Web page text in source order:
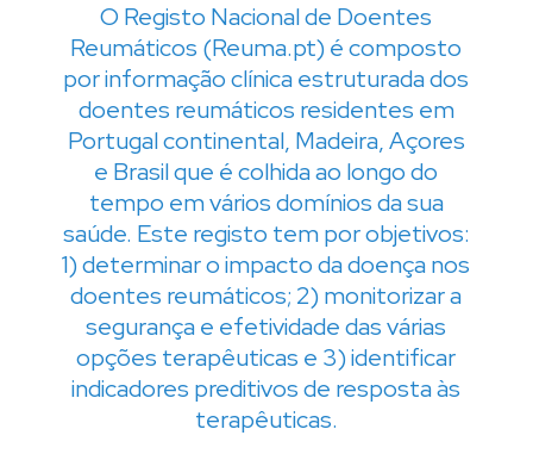
O Registo Nacional de Doentes
Reumáticos (Reuma.pt) é composto
por informação clínica estruturada dos
doentes reumáticos residentes em
Portugal continental, Madeira, Açores
e Brasil que é colhida ao longo do
tempo em vários domínios da sua
saúde. Este registo tem por objetivos:
1) determinar o impacto da doença nos
doentes reumáticos; 2) monitorizar a
segurança e efetividade das várias
opções terapêuticas e 3) identificar
indicadores preditivos de resposta às
terapêuticas.